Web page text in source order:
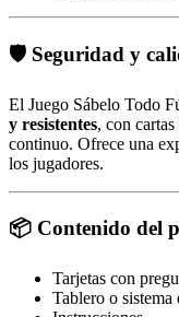
🛡️ Seguridad y
El Juego Sábelo Todo
y resistentes, con
continuo. Ofrece una
los jugadores.
📦 Contenido del
Tarjetas con
Tablero o